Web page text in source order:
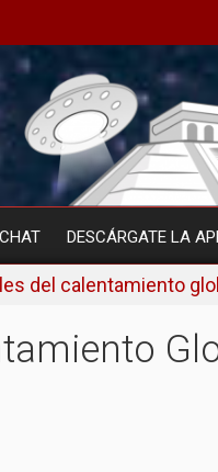
CHAT DESCÁRGATE LA
del calentamiento